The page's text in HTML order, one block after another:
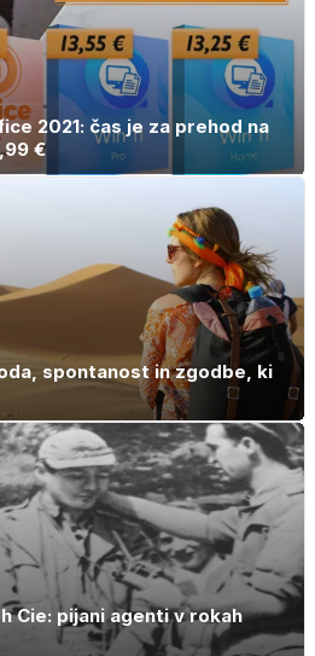
holesterola
2021: čas je za prehod na
€
spontanost in zgodbe, ki
Cie: pijani agenti v rokah